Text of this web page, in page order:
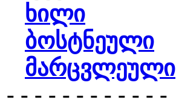
ხილი
ბოსტნეული
მარცვლეული
- - - - - - - - - - - -